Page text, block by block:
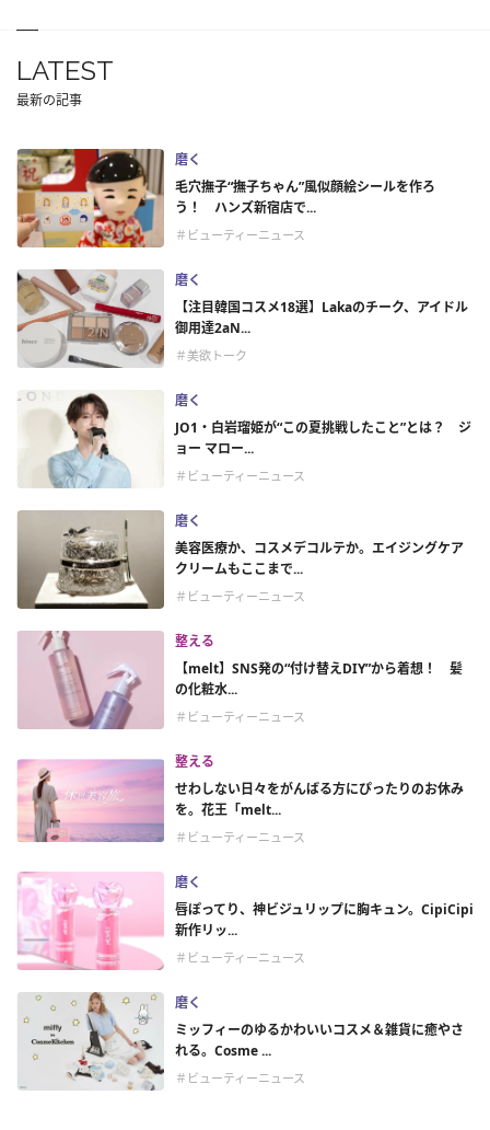
LATEST
最新の記事
磨く
毛穴撫子“撫子ちゃん”風似顔絵シールを作ろ
う！ ハンズ新宿店で...
＃ビューティーニュース
磨く
【注目韓国コスメ18選】Lakaのチーク、アイドル
御用達2aN...
＃美欲トーク
磨く
JO1・白岩瑠姫が“この夏挑戦したこと”とは？ ジ
ョー マロー...
＃ビューティーニュース
磨く
美容医療か、コスメデコルテか。エイジングケア
クリームもここまで...
＃ビューティーニュース
整える
【melt】SNS発の“付け替えDIY”から着想！ 髪
の化粧水...
＃ビューティーニュース
整える
せわしない日々をがんばる方にぴったりのお休み
を。花王「melt...
＃ビューティーニュース
磨く
唇ぽってり、神ビジュリップに胸キュン。CipiCipi
新作リッ...
＃ビューティーニュース
磨く
ミッフィーのゆるかわいいコスメ＆雑貨に癒やさ
れる。Cosme ...
＃ビューティーニュース